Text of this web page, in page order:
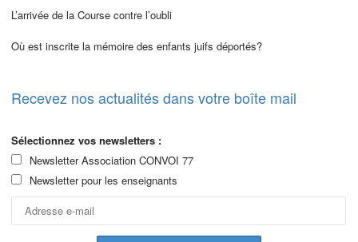
L’arrivée de la Course contre l’oubli
Où est inscrite la mémoire des enfants juifs déportés?
Recevez nos actualités dans votre boîte mail
Sélectionnez vos newsletters :
Newsletter Association CONVOI 77
Newsletter pour les enseignants